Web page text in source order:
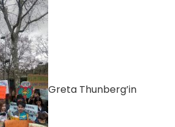
Greta Thunberg’in